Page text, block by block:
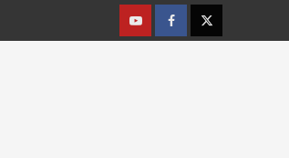
YoutubeFacebookTwitter